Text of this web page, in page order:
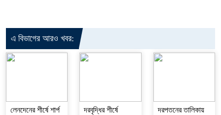
এ বিভাগের আরও খবর:
লেনদেনের শীর্ষে শার্প
দরবৃদ্ধির শীর্ষে
দরপতনের তালিকায়